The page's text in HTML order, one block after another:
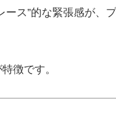
ス”的な緊張感が、
徴です。